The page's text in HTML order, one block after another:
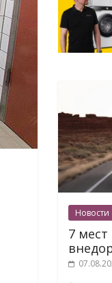
Новости
7